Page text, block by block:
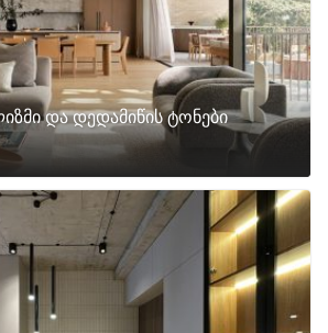
და დედამიწის ტონები